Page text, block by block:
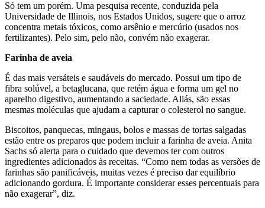
Só tem um porém. Uma pesquisa recente, conduzida pela
Universidade de Illinois, nos Estados Unidos, sugere que o arroz
concentra metais tóxicos, como arsênio e mercúrio (usados nos
fertilizantes). Pelo sim, pelo não, convém não exagerar.
Farinha de aveia
É das mais versáteis e saudáveis do mercado. Possui um tipo de
fibra solúvel, a betaglucana, que retém água e forma um gel no
aparelho digestivo, aumentando a saciedade. Aliás, são essas
mesmas moléculas que ajudam a capturar o colesterol no sangue.
Biscoitos, panquecas, mingaus, bolos e massas de tortas salgadas
estão entre os preparos que podem incluir a farinha de aveia. Anita
Sachs só alerta para o cuidado que devemos ter com outros
ingredientes adicionados às receitas. “Como nem todas as versões de
farinhas são panificáveis, muitas vezes é preciso dar equilíbrio
adicionando gordura. É importante considerar esses percentuais para
não exagerar”, diz.